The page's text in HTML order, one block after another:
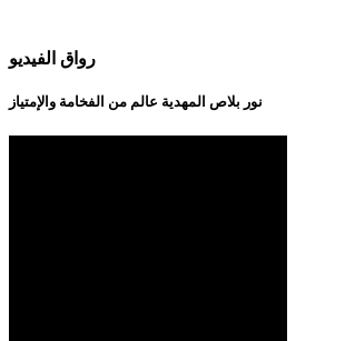
رواق الفيديو
نور بلاص المهدية عالم من الفخامة والإمتياز